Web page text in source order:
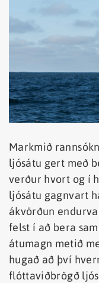
Markmið
ljósátu gert með
verður hvort og í
ljósátu gagnvart
ákvörðun
felst í að bera
átumagn metið
hugað að því
flóttaviðbrögð